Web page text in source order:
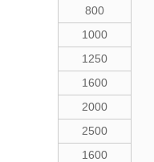
800
1000
1250
1600
2000
2500
1600